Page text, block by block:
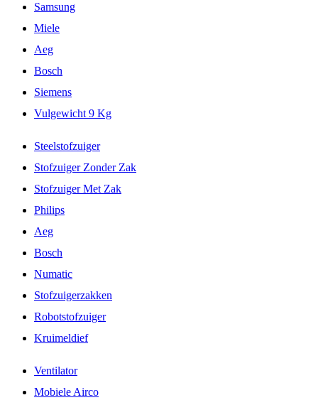
Samsung
Miele
Aeg
Bosch
Siemens
Vulgewicht 9 Kg
Steelstofzuiger
Stofzuiger Zonder Zak
Stofzuiger Met Zak
Philips
Aeg
Bosch
Numatic
Stofzuigerzakken
Robotstofzuiger
Kruimeldief
Ventilator
Mobiele Airco